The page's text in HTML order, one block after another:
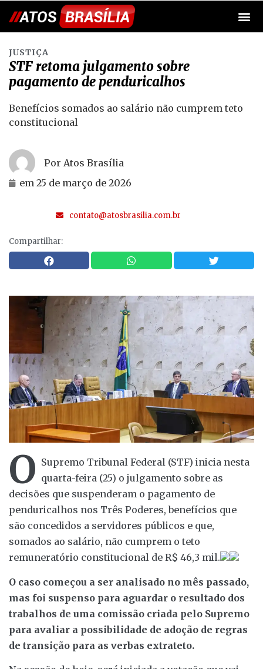
JUSTIÇA
STF retoma julgamento sobre
pagamento de penduricalhos
Benefícios somados ao salário não cumprem teto
constitucional
Por Atos Brasília
em 25 de março de 2026
contato@atosbrasilia.com.br
Compartilhar:
O Supremo Tribunal Federal (STF) inicia nesta
quarta-feira (25) o julgamento sobre as
decisões que suspenderam o pagamento de
penduricalhos nos Três Poderes, benefícios que
são concedidos a servidores públicos e que,
somados ao salário, não cumprem o teto
remuneratório constitucional de R$ 46,3 mil.
O caso começou a ser analisado no mês passado,
mas foi suspenso para aguardar o resultado dos
trabalhos de uma comissão criada pelo Supremo
para avaliar a possibilidade de adoção de regras
de transição para as verbas extrateto.